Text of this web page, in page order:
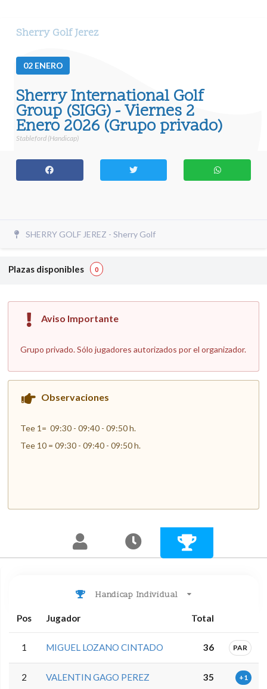
Sherry Golf Jerez
02 ENERO
Sherry International Golf
Group (SIGG) - Viernes 2
Enero 2026 (Grupo privado)
Stableford (Handicap)
SHERRY GOLF JEREZ - Sherry Golf
Plazas disponibles 0
Aviso Importante
Grupo privado. Sólo jugadores autorizados por el organizador.
Observaciones
Tee 1= 09:30 - 09:40 - 09:50 h.
Tee 10 = 09:30 - 09:40 - 09:50 h.
Handicap Individual
Pos Jugador Total
1 MIGUEL LOZANO CINTADO 36 PAR
2 VALENTIN GAGO PEREZ 35 +1